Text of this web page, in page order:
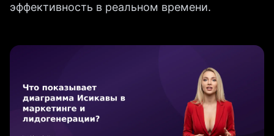
эффективность в реальном времени.